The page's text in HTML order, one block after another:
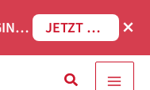
BEYOND THE DASHBOARD: ENGINEERING SOFTWARE IN SERVICENOW WEBINAR JETZT REGISTRIEREN ×
Suche